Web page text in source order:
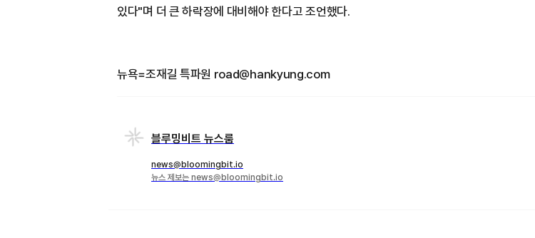
있다"며 더 큰 하락장에 대비해야 한다고 조언했다.
뉴욕=조재길 특파원 road@hankyung.com
블루밍비트 뉴스룸
news@bloomingbit.io
뉴스 제보는 news@bloomingbit.io